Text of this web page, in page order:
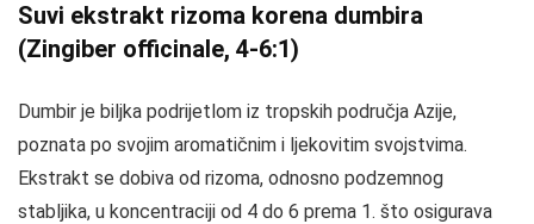
Suvi ekstrakt rizoma korena dumbira
(Zingiber officinale, 4-6:1)
Dumbir je biljka podrijetlom iz tropskih područja Azije,
poznata po svojim aromatičnim i ljekovitim svojstvima.
Ekstrakt se dobiva od rizoma, odnosno podzemnog
stabljika, u koncentraciji od 4 do 6 prema 1. što osigurava